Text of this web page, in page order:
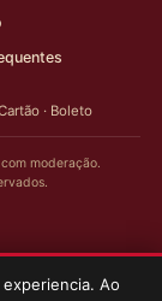
Ao
· Boleto
moderação.